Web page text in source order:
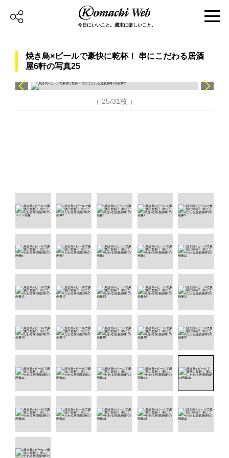
今日にいいこと。週末に楽しいこと。
焼き鳥×ビールで豪快に乾杯！ 串にこだわる居酒
屋6軒の写真25
（ 25/31枚 ）